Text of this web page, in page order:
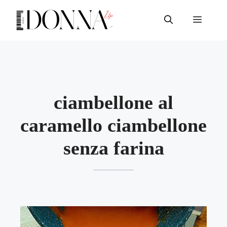
contenuto
Menu
ciambellone al
caramello ciambellone
senza farina